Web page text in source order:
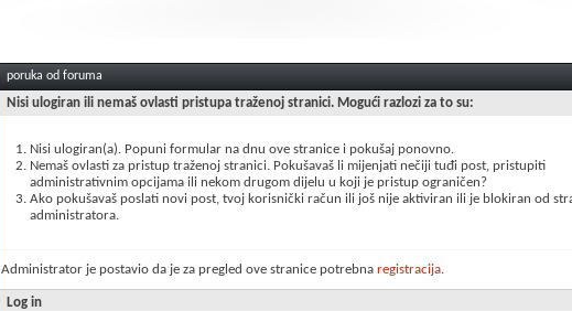
poruka od foruma
Nisi ulogiran ili nemaš ovlasti pristupa traženoj stranici. Mogući razlozi za to su:
Nisi ulogiran(a). Popuni formular na dnu ove stranice i pokušaj ponovno.
Nemaš ovlasti za pristup traženoj stranici. Pokušavaš li mijenjati nečiji tuđi post, pristupiti
administrativnim opcijama ili nekom drugom dijelu u koji je pristup ograničen?
Ako pokušavaš poslati novi post, tvoj korisnički račun ili još nije aktiviran ili je blokiran od
administratora.
Administrator je postavio da je za pregled ove stranice potrebna registracija.
Log in